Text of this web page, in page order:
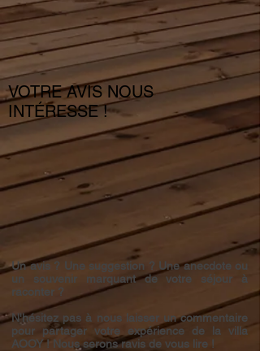
VOTRE AVIS NOUS
INTÉRESSE !
Un avis ? Une suggestion ? Une anecdote ou
un souvenir marquant de votre séjour à
raconter ?
N'hésitez pas à nous laisser un commentaire
pour partager votre expérience de la villa
AOOY ! Nous serons ravis de vous lire !